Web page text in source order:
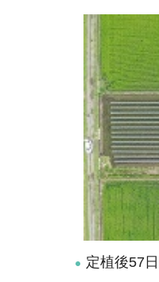
定植後57